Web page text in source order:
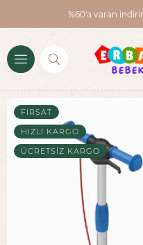
%60'a varan
FIRSAT
HIZLI KARGO
ÜCRETSIZ KARGO